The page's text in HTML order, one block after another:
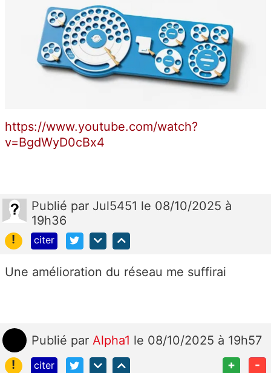
https://www.youtube.com/watch?
v=BgdWyD0cBx4
Publié par Jul5451 le 08/10/2025 à
19h36
!
citer
Une amélioration du réseau me suffirai
Publié par Alpha1 le 08/10/2025 à 19h57
!
citer + -